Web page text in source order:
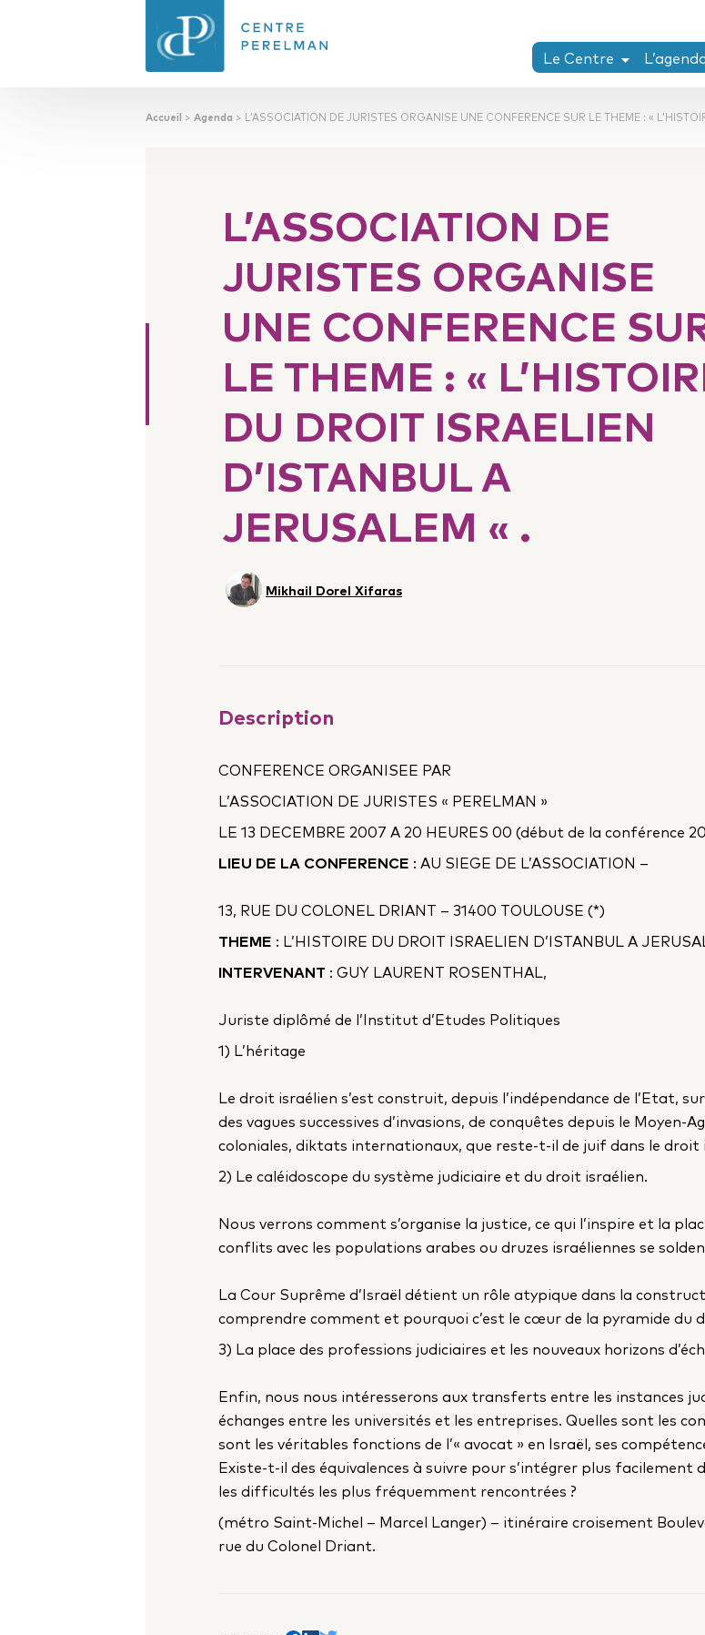
Le Centre
Collection Penser le
Fonds Twining-
Séjour de recherche
Accueil > Agenda > L’ASSOCIATION DE JURISTES ORGANISE UNE CONFERENCE SUR LE THEME : «
L’ASSOCIATION DE
JURISTES ORGANISE
UNE CONFERENCE
LE THEME : «
DU DROIT ISRAELIEN
D’ISTANBUL A
JERUSALEM « .
Mikhail Dorel Xifaras
Description
CONFERENCE ORGANISEE PAR
L’ASSOCIATION DE JURISTES « PERELMAN »
LE 13 DECEMBRE 2007 A 20 HEURES 00 (début de la conférence
LIEU DE LA CONFERENCE : AU SIEGE DE L’ASSOCIATION –
13, RUE DU COLONEL DRIANT – 31400 TOULOUSE (*)
THEME : L’HISTOIRE DU DROIT ISRAELIEN D’ISTANBUL A
INTERVENANT : GUY LAURENT ROSENTHAL,
Juriste diplômé de l’Institut d’Etudes Politiques
1) L’héritage
Le droit israélien s’est construit, depuis l’indépendance de l’Etat,
des vagues successives d’invasions, de conquêtes depuis le
coloniales, diktats internationaux, que reste-t-il de juif dans le droit
2) Le caléidoscope du système judiciaire et du droit israélien.
Nous verrons comment s’organise la justice, ce qui l’inspire et la
conflits avec les populations arabes ou druzes israéliennes se
La Cour Suprême d’Israël détient un rôle atypique dans la
comprendre comment et pourquoi c’est le cœur de la pyramide du
3) La place des professions judiciaires et les nouveaux horizons
Enfin, nous nous intéresserons aux transferts entre les instances
échanges entre les universités et les entreprises. Quelles sont les
sont les véritables fonctions de l’« avocat » en Israël, ses
Existe-t-il des équivalences à suivre pour s’intégrer plus facilement
les difficultés les plus fréquemment rencontrées ?
(métro Saint-Michel – Marcel Langer) – itinéraire croisement
rue du Colonel Driant.